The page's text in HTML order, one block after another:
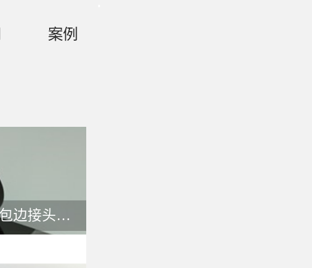
案例
哑黑色PI电池包边接头胶带